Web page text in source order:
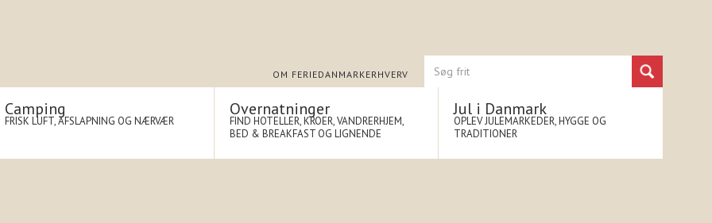
OM FERIEDANMARKERHVERV
Camping
FRISK LUFT, AFSLAPNING OG NÆRVÆR
Overnatninger
FIND HOTELLER, KROER, VANDRERHJEM,
BED & BREAKFAST OG LIGNENDE
Jul i Danmark
OPLEV JULEMARKEDER, HYGGE OG
TRADITIONER